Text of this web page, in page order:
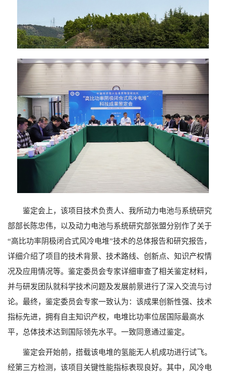
鉴定会上，该项目技术负责人、我所动力电池与系统研究
部部长陈忠伟，以及动力电池与系统研究部张盟分别作了关于
“高比功率阴极闭合式风冷电堆”技术的总体报告和研究报告，
详细介绍了项目的技术背景、技术路线、创新点、知识产权情
况及应用情况等。鉴定委员会专家详细审查了相关鉴定材料，
并与研发团队就科学技术问题及发展前景进行了深入交流与讨
论。最终，鉴定委员会专家一致认为：该成果创新性强、技术
指标先进，拥有自主知识产权，电堆比功率位居国际最高水
平，总体技术达到国际领先水平。一致同意通过鉴定。
鉴定会开始前，搭载该电堆的氢能无人机成功进行试飞。
经第三方检测，该项目关键性能指标表现良好。其中，风冷电